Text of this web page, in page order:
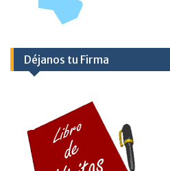
Déjanos tu Firma